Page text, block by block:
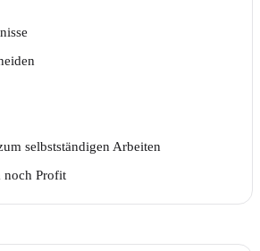
selbstständigen Arbeiten
noch Profit